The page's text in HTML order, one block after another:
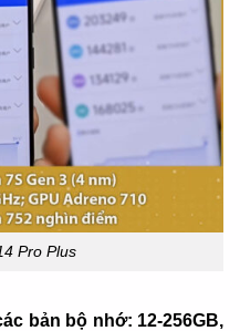
Pro Plus
bản bộ nhớ: 12-256GB,